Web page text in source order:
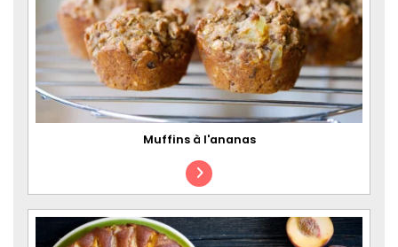
Muffins à l'ananas